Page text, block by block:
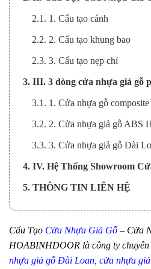
2.1. 1. Cấu tạo cánh
2.2. 2. Cấu tạo khung bao
2.3. 3. Cấu tạo nẹp chỉ
3. III. 3 dòng cửa nhựa giả gỗ
3.1. 1. Cửa nhựa gỗ composite
3.2. 2. Cửa nhựa giả gỗ ABS
3.3. 3. Cửa nhựa giả gỗ Đài
4. IV. Hệ Thống Showroom
5. THÔNG TIN LIÊN HỆ
Cấu Tạo Cửa Nhựa Giả Gỗ – Cửa
HOABINHDOOR là công ty chuyên
nhựa giả gỗ Đài Loan cửa nhựa